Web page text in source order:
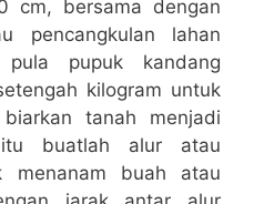
cm, bersama dengan
pencangkulan lahan
pupuk kandang
kilogram untuk
tanah menjadi
buatlah alur atau
menanam buah atau